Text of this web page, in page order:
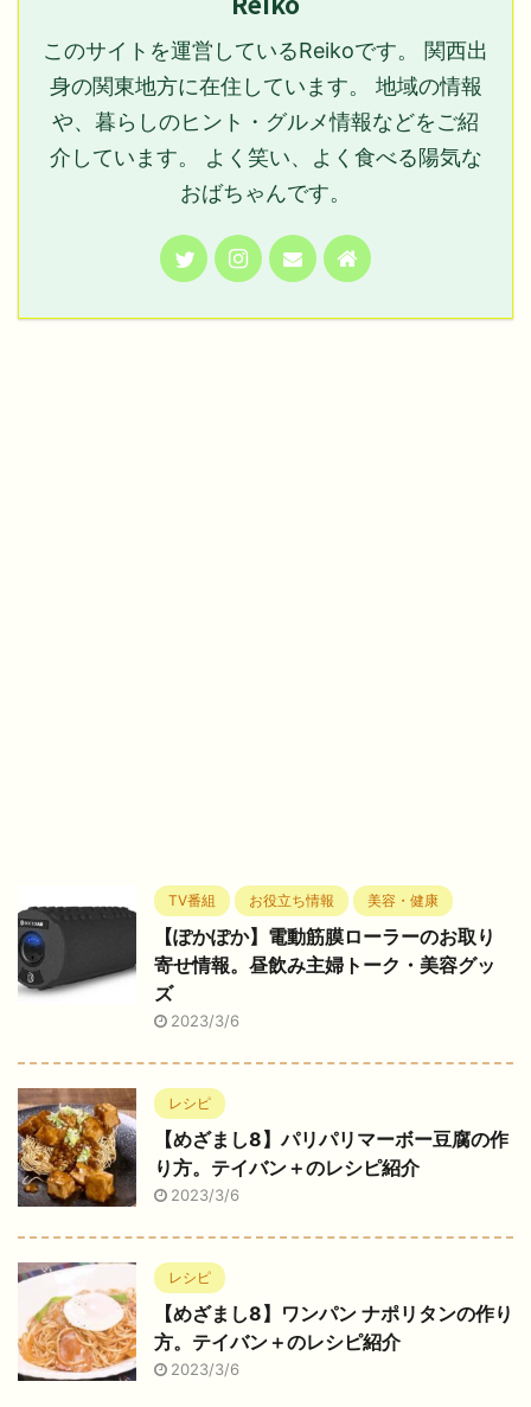
このサイトを運営しているReikoです。 関西出
身の関東地方に在住しています。 地域の情報
や、暮らしのヒント・グルメ情報などをご紹
介しています。 よく笑い、よく食べる陽気な
おばちゃんです。
TV番組 お役立ち情報 美容・健康
【ぽかぽか】電動筋膜ローラーのお取り
寄せ情報。昼飲み主婦トーク・美容グッ
ズ
2023/3/6
レシピ
【めざまし8】パリパリマーボー豆腐の作
り方。テイバン＋のレシピ紹介
2023/3/6
レシピ
【めざまし8】ワンパン ナポリタンの作り
方。テイバン＋のレシピ紹介
2023/3/6